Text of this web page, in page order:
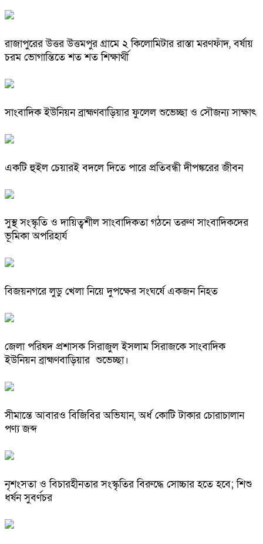
রাজাপুরের উত্তর উত্তমপুর গ্রামে ২ কিলোমিটার রাস্তা মরণফাঁদ, বর্ষায়
চরম ভোগান্তিতে শত শত শিক্ষার্থী
সাংবাদিক ইউনিয়ন ব্রাহ্মণবাড়িয়ার ফুলেল শুভেচ্ছা ও সৌজন্য সাক্ষাৎ
একটি হুইল চেয়ারই বদলে দিতে পারে প্রতিবন্ধী দীপঙ্করের জীবন
সুস্থ সংস্কৃতি ও দায়িত্বশীল সাংবাদিকতা গঠনে তরুণ সাংবাদিকদের
ভূমিকা অপরিহার্য
বিজয়নগরে লুডু খেলা নিয়ে দুপক্ষের সংঘর্ষে একজন নিহত
জেলা পরিষদ প্রশাসক সিরাজুল ইসলাম সিরাজকে সাংবাদিক
ইউনিয়ন ব্রাহ্মণবাড়িয়ার শুভেচ্ছা।
সীমান্তে আবারও বিজিবির অভিযান, অর্ধ কোটি টাকার চোরাচালান
পণ্য জব্দ
নৃশংসতা ও বিচারহীনতার সংস্কৃতির বিরুদ্ধে সোচ্চার হতে হবে; শিশু
ধর্ষন সুবর্ণচর